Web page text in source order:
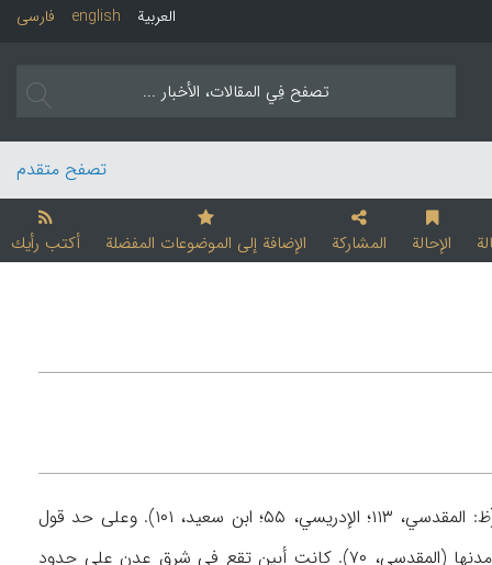
فارسی english العربیة
تصفح متقدم
الإحالة المشارکة الإضافة إلی الموضوعات المفضلة أکتب رأیك
أو إبیَن، مدینة قدیمة في الیمن کانت تقع علی مسافة تتجاوز ۳ فراسخ من مدینة عدن (ظ: المقدسي، ۱۱۳؛ الإدریسي، ۵۵؛ ابن سعید، ۱۰۱). وعلی حد قول
الیعقوبي (ص ۸۰-۸۱) فقد کانت إحدی المخالیف ۸۴ في الیمن، وکانت عدن ولحج تعتبران من مدنها (المقدسي، ۷۰). کانت أبین تقع في شرق عدن علی حدود